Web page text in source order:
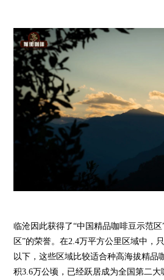
临沧因此获得了“中国精品咖啡豆示范
区”的荣誉。在2.4万平方公里区域中，
以下，这些区域比较适合种高海拔精品
积3.6万公顷，已经跃居成为全国第二大